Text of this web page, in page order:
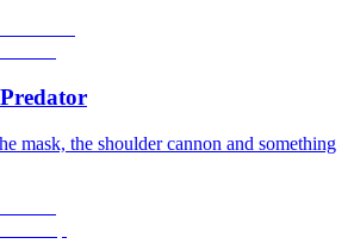
مجموعة مؤشرات Predator
mask, the shoulder cannon and something